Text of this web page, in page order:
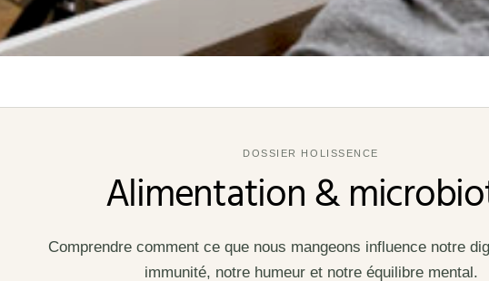
DOSSIER HOLISSENCE
Alimentation &
Comprendre comment ce que nous mangeons influence notre
immunité, notre humeur et notre équilibre mental.